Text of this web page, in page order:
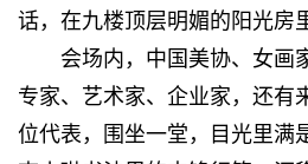
话，在九楼顶层明媚的阳光房
会场内，中国美协、女画
专家、艺术家、企业家，还有
位代表，围坐一堂，目光里满